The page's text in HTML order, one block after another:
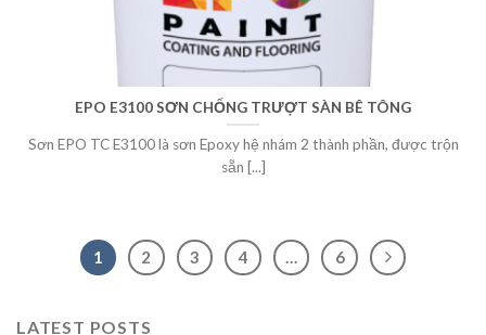
EPO E3100 SƠN CHỐNG TRƯỢT SÀN BÊ TÔNG
Sơn EPO TC E3100 là sơn Epoxy hệ nhám 2 thành phần, được trộn
sẵn [...]
1 2 3 4 … 6
LATEST POSTS